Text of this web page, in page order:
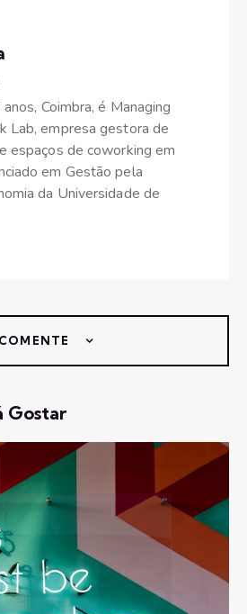
Coimbra, é Managing
Lab, empresa gestora de
espaços de coworking em
em Gestão pela
da Universidade de
COMENTE
Gostar